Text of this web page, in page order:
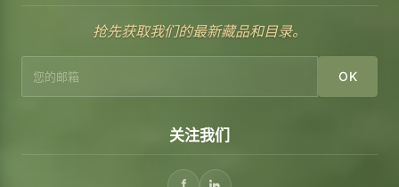
抢先获取我们的最新藏品和目录。
OK
关注我们